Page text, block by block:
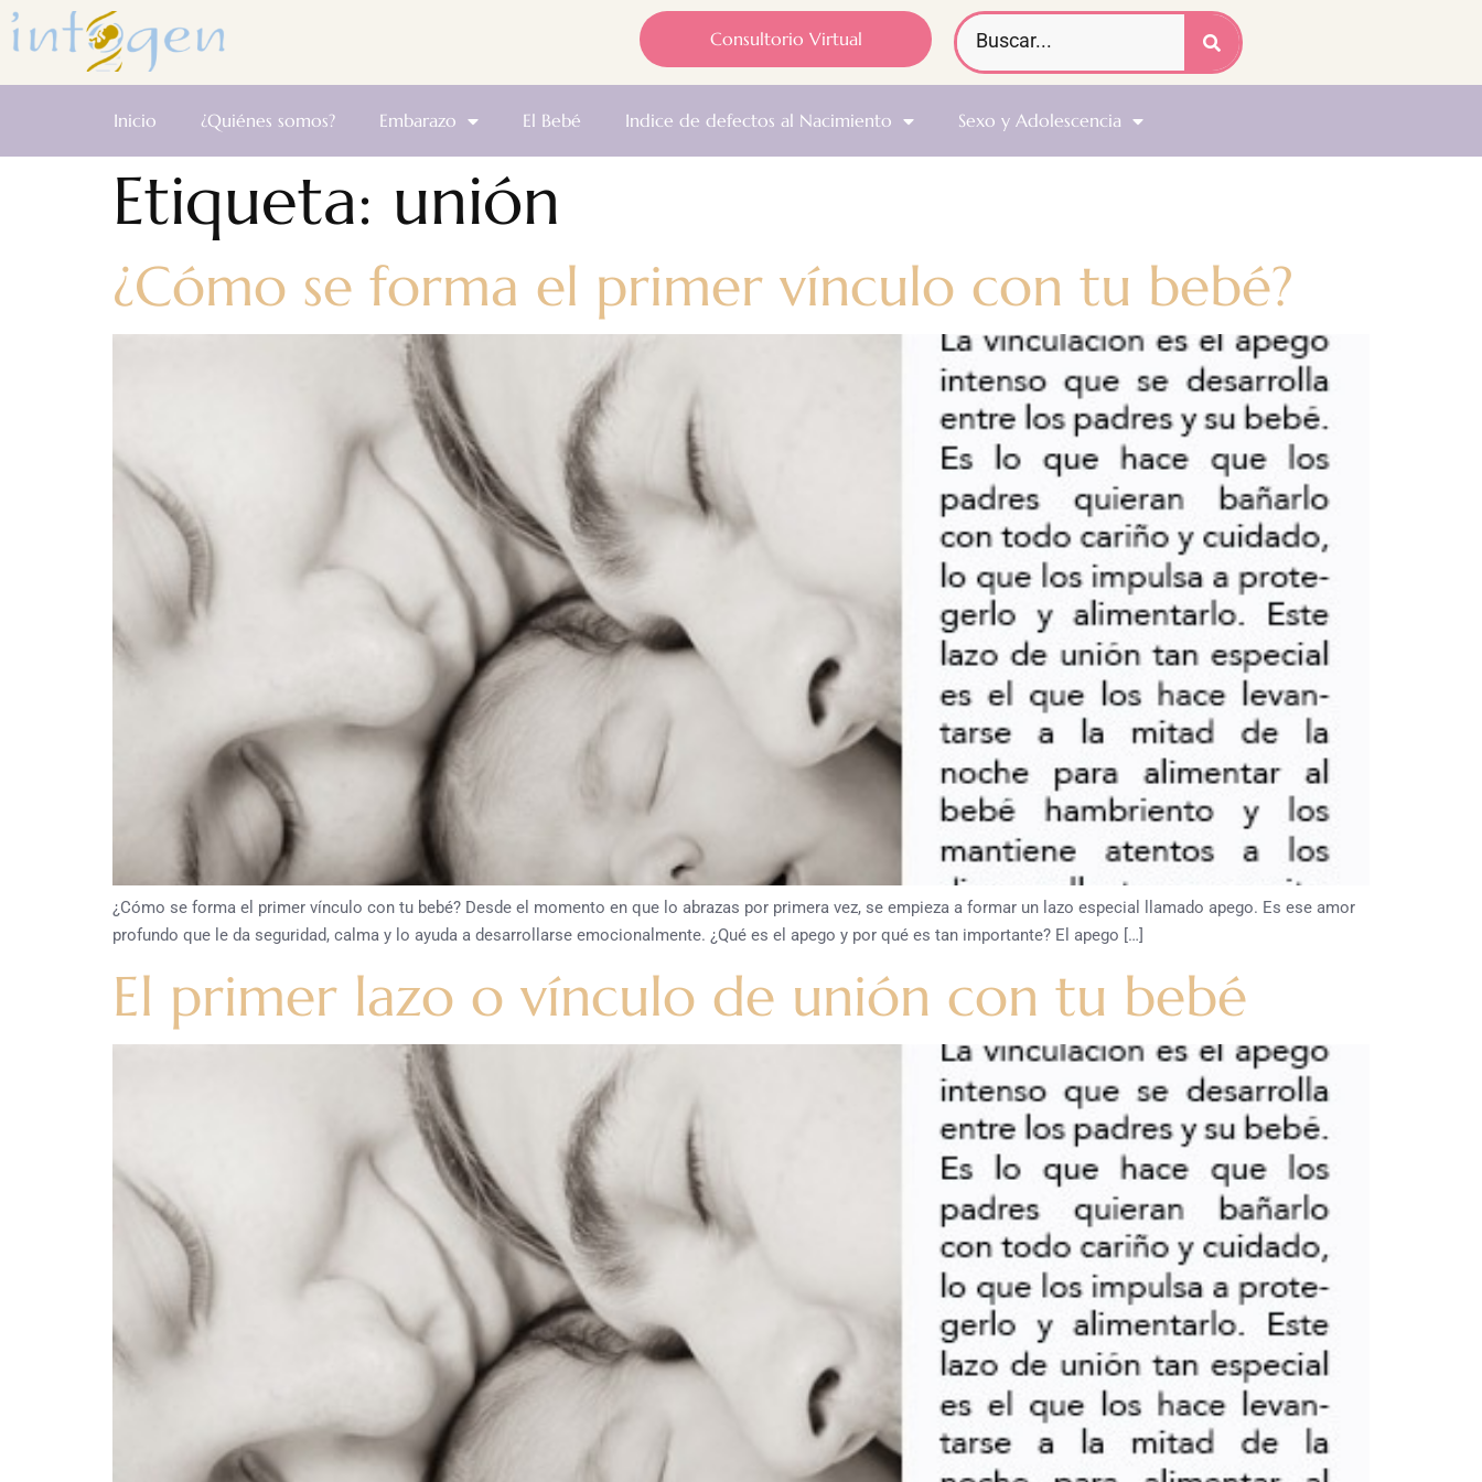
Consultorio Virtual
Inicio ¿Quiénes somos? Embarazo El Bebé Indice de defectos al Nacimiento Sexo y Adolescencia
Etiqueta: unión
¿Cómo se forma el primer vínculo con tu bebé?
¿Cómo se forma el primer vínculo con tu bebé? Desde el momento en que lo abrazas por primera vez, se empieza a formar un lazo especial llamado apego. Es ese amor
profundo que le da seguridad, calma y lo ayuda a desarrollarse emocionalmente. ¿Qué es el apego y por qué es tan importante? El apego […]
El primer lazo o vínculo de unión con tu bebé